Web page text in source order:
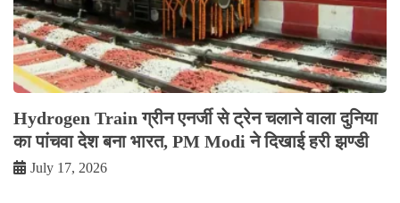
Hydrogen Train ग्रीन एनर्जी से ट्रेन चलाने वाला दुनिया
का पांचवा देश बना भारत, PM Modi ने दिखाई हरी झण्डी
July 17, 2026